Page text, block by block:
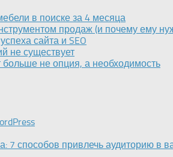
в поиске за 4 месяца
продаж (и почему ему
сайта и SEO
не существует
больше не опция, а необходимость
7 способов привлечь аудиторию в